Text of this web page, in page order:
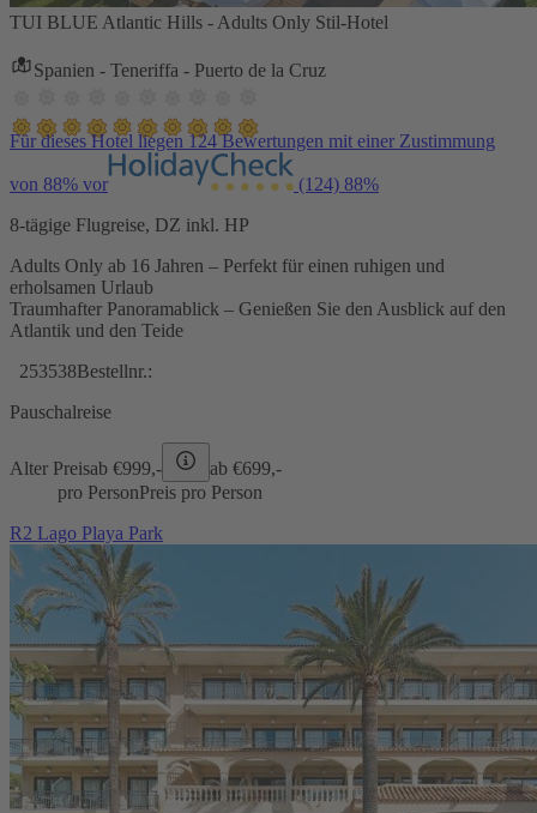
TUI BLUE Atlantic Hills - Adults Only Stil-Hotel
Spanien - Teneriffa - Puerto de la Cruz
Für dieses Hotel liegen 124 Bewertungen mit einer Zustimmung
von 88% vor (124) 88%
8-tägige Flugreise, DZ inkl. HP
Adults Only ab 16 Jahren – Perfekt für einen ruhigen und
erholsamen Urlaub
Traumhafter Panoramablick – Genießen Sie den Ausblick auf den
Atlantik und den Teide
253538Bestellnr.:
Pauschalreise
Alter Preisab €999,- ab €699,-
pro PersonPreis pro Person
R2 Lago Playa Park